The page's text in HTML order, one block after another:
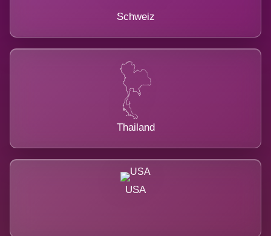
Schweiz
Thailand
USA